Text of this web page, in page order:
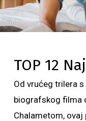
TOP 12
Od vrućeg trilera
biografskog filma
Chalametom,